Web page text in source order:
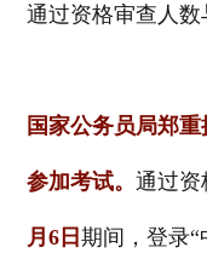
通过资格审查人数
国家公务员局郑
参加考试。 通过资
月6日 期间，登录“